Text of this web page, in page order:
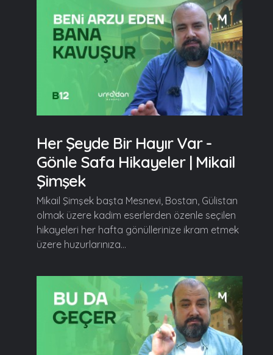
Her Şeyde Bir Hayır Var -
Gönle Safa Hikayeler | Mikail
Şimşek
Mikail Şimşek başta Mesnevi, Bostan, Gülistan
olmak üzere kadim eserlerden özenle seçilen
hikayeleri her hafta gönüllerinize ikram etmek
üzere huzurlarınıza...